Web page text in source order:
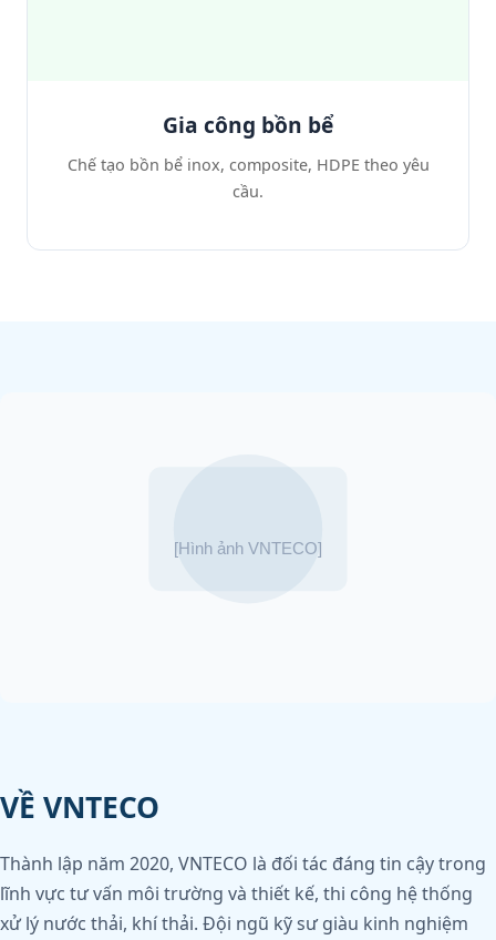
Gia công bồn bể
Chế tạo bồn bể inox, composite, HDPE theo yêu
cầu.
VỀ VNTECO
Thành lập năm 2020, VNTECO là đối tác đáng tin cậy trong
lĩnh vực tư vấn môi trường và thiết kế, thi công hệ thống
xử lý nước thải, khí thải. Đội ngũ kỹ sư giàu kinh nghiệm